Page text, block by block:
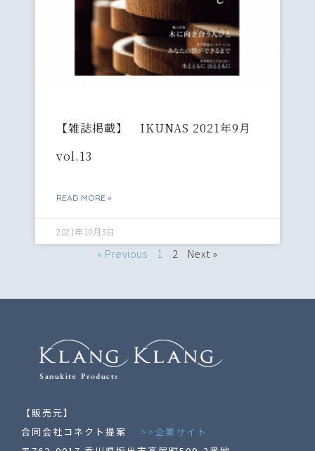
【雑誌掲載】 IKUNAS 2021年9月
vol.13
READ MORE »
2021年10月3日
« Previous 1 2 Next »
【販売元】
合同会社コネクト提案 >>企業サイト